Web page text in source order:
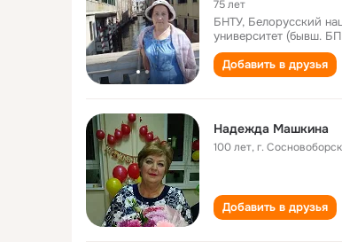
75 лет
БНТУ, Белорусский
университет (бывш.
Добавить в друзья
Надежда Машкина
100 лет,г.
Добавить в друзья